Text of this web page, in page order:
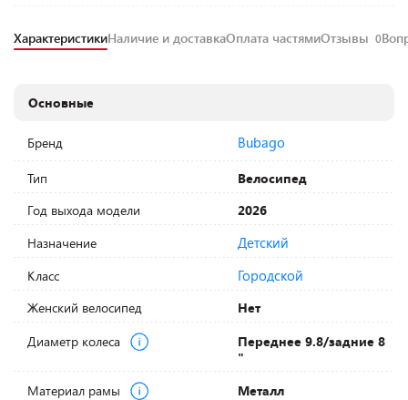
ХарактеристикиНаличие и доставкаОплата частямиОтзывы 0
Основные
Бренд Bubago
Тип
Велосипед
Год выхода модели
2026
Назначение
Детский
Класс Городской
Женский велосипед
Нет
Диаметр колеса
Переднее 9.8/задние 8
"
Материал рамы
Металл